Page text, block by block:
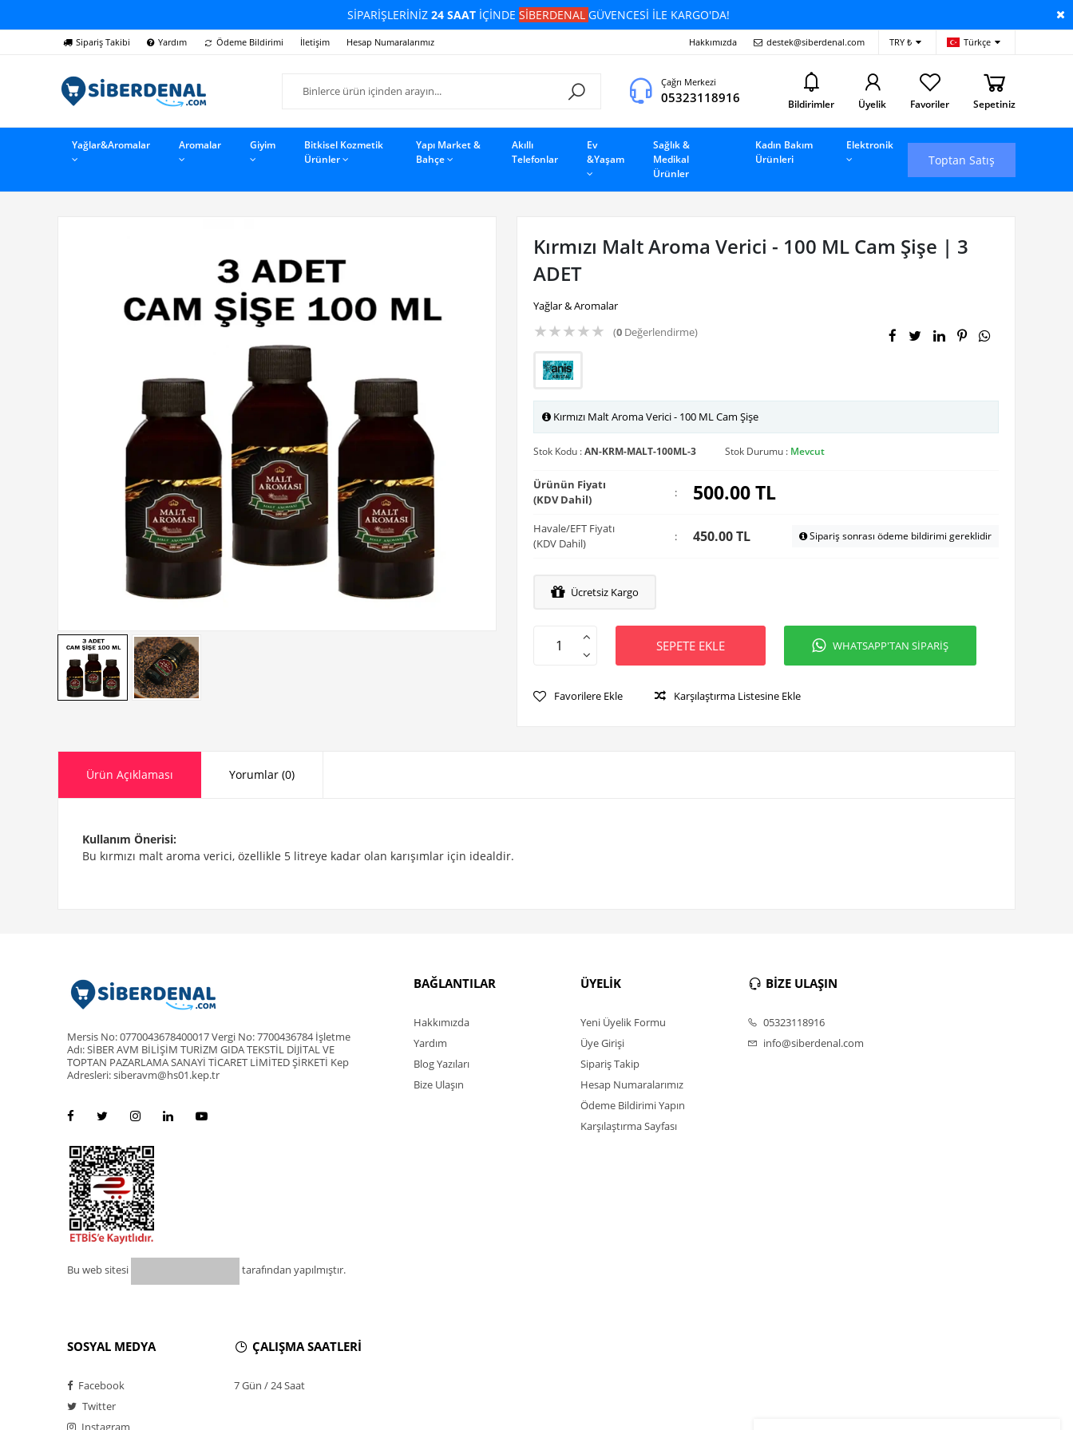
SİPARİŞLERİNİZ 24 SAATİÇİNDE SİBERDENAL GÜVENCESİ İLE KARGO'DA!
Sipariş Takibi Yardım Ödeme Bildirimi İletişim Hesap Numaralarımız Hakkımızda destek@siberdenal.com TRY ₺ Türkçe
Çağrı Merkezi
05323118916 Bildirimler Üyelik Favoriler Sepetiniz
Yağlar&Aromalar Aromalar Giyim
Bitkisel Kozmetik
Ürünler
Yapı Market &
Bahçe
Akıllı
Telefonlar
Ev
&Yaşam
Sağlık &
Medikal
Ürünler
Kadın Bakım
Ürünleri
Elektronik
Toptan Satış
Kırmızı Malt Aroma Verici - 100 ML Cam Şişe | 3
ADET
Yağlar & Aromalar
★★★★★ (0 Değerlendirme)
Kırmızı Malt Aroma Verici - 100 ML Cam Şişe
Stok Kodu :AN-KRM-MALT-100ML-3 Stok Durumu : Mevcut
Ürünün Fiyatı
(KDV Dahil)
: 500.00TL
Havale/EFT Fiyatı
(KDV Dahil)
: 450.00 TL Sipariş sonrası ödeme bildirimi gereklidir
Ücretsiz Kargo
SEPETE EKLE WHATSAPP'TAN SİPARİŞ
Favorilere Ekle Karşılaştırma Listesine Ekle
Ürün Açıklaması Yorumlar (0)
Kullanım Önerisi:
Bu kırmızı malt aroma verici, özellikle 5 litreye kadar olan karışımlar için idealdir.
Mersis No: 0770043678400017 Vergi No: 7700436784 İşletme
Adı: SİBER AVM BİLİŞİM TURİZM GIDA TEKSTİL DİJİTAL VE
TOPTAN PAZARLAMA SANAYİ TİCARET LİMİTED ŞİRKETİ Kep
Adresleri: siberavm@hs01.kep.tr
Bu web sitesi tarafından yapılmıştır.
BAĞLANTILAR
Hakkımızda
Yardım
Blog Yazıları
Bize Ulaşın
ÜYELİK
Yeni Üyelik Formu
Üye Girişi
Sipariş Takip
Hesap Numaralarımız
Ödeme Bildirimi Yapın
Karşılaştırma Sayfası
BİZE ULAŞIN
05323118916
info@siberdenal.com
SOSYAL MEDYA
Facebook
Twitter
Instagram
ÇALIŞMA SAATLERİ
7 Gün / 24 Saat